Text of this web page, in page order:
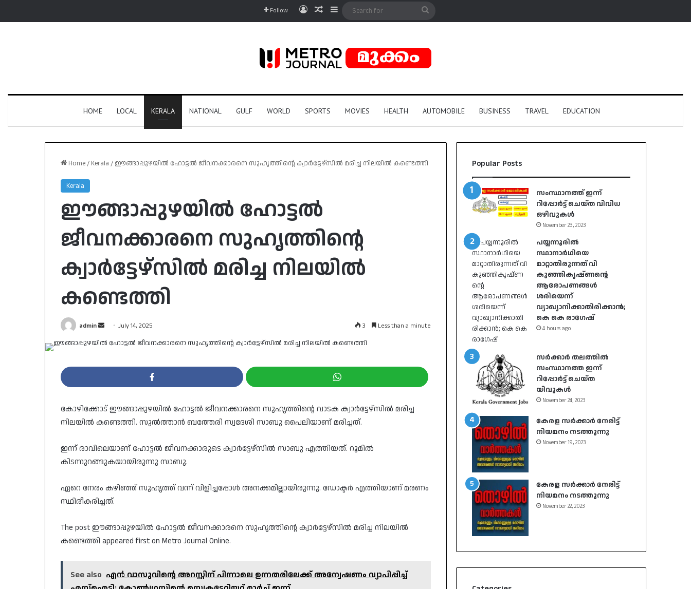
Follow Log InRandom Article
Sidebar
Search
HOME LOCAL KERALA NATIONAL GULF WORLD SPORTS MOVIES HEALTH AUTOMOBILE BUSINESS TRAVEL EDUCATION
Home/ Kerala / ഈങ്ങാപ്പുഴയിൽ ഹോട്ടൽ ജീവനക്കാരനെ സുഹൃത്തിന്റെ ക്വാർട്ടേഴ്‌സിൽ മരിച്ച നിലയിൽ കണ്ടെത്തി
Kerala
ഈങ്ങാപ്പുഴയിൽ ഹോട്ടൽ
ജീവനക്കാരനെ സുഹൃത്തിന്റെ
ക്വാർട്ടേഴ്‌സിൽ മരിച്ച നിലയിൽ
കണ്ടെത്തി
admin
Send July 14, 2025 3 Less than a minute
കോഴിക്കോട് ഈങ്ങാപ്പുഴയിൽ ഹോട്ടൽ ജീവനക്കാരനെ സുഹൃത്തിന്റെ വാടക ക്വാർട്ടേഴ്‌സിൽ മരിച്ച
നിലയിൽ കണ്ടെത്തി. സുൽത്താൻ ബത്തേരി സ്വദേശി സാബു പൈലിയാണ് മരിച്ചത്.
ഇന്ന് രാവിലെയാണ് ഹോട്ടൽ ജീവനക്കാരുടെ ക്വാർട്ടേഴ്‌സിൽ സാബു എത്തിയത്. റൂമിൽ
കിടന്നുറങ്ങുകയായിരുന്നു സാബു.
ഏറെ നേരം കഴിഞ്ഞ് സുഹൃത്ത് വന്ന് വിളിച്ചപ്പോൾ അനക്കമില്ലായിരുന്നു. ഡോക്ടർ എത്തിയാണ് മരണം
സ്ഥിരീകരിച്ചത്.
The post ഈങ്ങാപ്പുഴയിൽ ഹോട്ടൽ ജീവനക്കാരനെ സുഹൃത്തിന്റെ ക്വാർട്ടേഴ്‌സിൽ മരിച്ച നിലയിൽ
കണ്ടെത്തി appeared first on Metro Journal Online.
See also എൻ വാസുവിന്റെ അറസ്റ്റിന് പിന്നാലെ ഉന്നതരിലേക്ക് അന്വേഷണം വ്യാപിപ്പിച്ച്
Popular Posts
സംസ്ഥാനത്ത് ഇന്ന്
റിപ്പോർട്ട് ചെയ്ത വിവിധ
ഒഴിവുകൾ
November 23, 2023
പയ്യന്നൂരിൽ
സ്ഥാനാർഥിയെ
മാറ്റാതിരുന്നത് വി
കുഞ്ഞികൃഷ്ണന്റെ
ആരോപണങ്ങൾ
ശരിയെന്ന്
വ്യാഖ്യാനിക്കാതിരിക്കാൻ;
കെ കെ രാഗേഷ്
4 hours ago
സർക്കാർ തലത്തിൽ
സംസ്ഥാനത്ത ഇന്ന്
റിപ്പോർട്ട് ചെയ്ത
യിവുകൾ
November 24, 2023
കേരള സർക്കാർ നേരിട്ട്
നിയമനം നടത്തുന്നു
November 19, 2023
കേരള സർക്കാർ നേരിട്ട്
നിയമനം നടത്തുന്നു
November 22, 2023